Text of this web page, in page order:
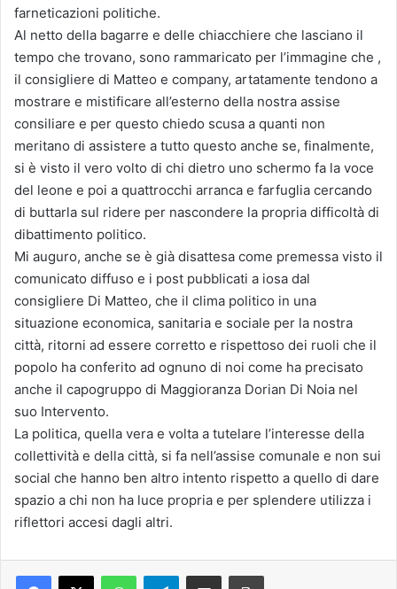
farneticazioni politiche.
Al netto della bagarre e delle chiacchiere che lasciano il
tempo che trovano, sono rammaricato per l’immagine che ,
il consigliere di Matteo e company, artatamente tendono a
mostrare e mistificare all’esterno della nostra assise
consiliare e per questo chiedo scusa a quanti non
meritano di assistere a tutto questo anche se, finalmente,
si è visto il vero volto di chi dietro uno schermo fa la voce
del leone e poi a quattrocchi arranca e farfuglia cercando
di buttarla sul ridere per nascondere la propria difficoltà di
dibattimento politico.
Mi auguro, anche se è già disattesa come premessa visto il
comunicato diffuso e i post pubblicati a iosa dal
consigliere Di Matteo, che il clima politico in una
situazione economica, sanitaria e sociale per la nostra
città, ritorni ad essere corretto e rispettoso dei ruoli che il
popolo ha conferito ad ognuno di noi come ha precisato
anche il capogruppo di Maggioranza Dorian Di Noia nel
suo Intervento.
La politica, quella vera e volta a tutelare l’interesse della
collettività e della città, si fa nell’assise comunale e non sui
social che hanno ben altro intento rispetto a quello di dare
spazio a chi non ha luce propria e per splendere utilizza i
riflettori accesi dagli altri.
Telegram